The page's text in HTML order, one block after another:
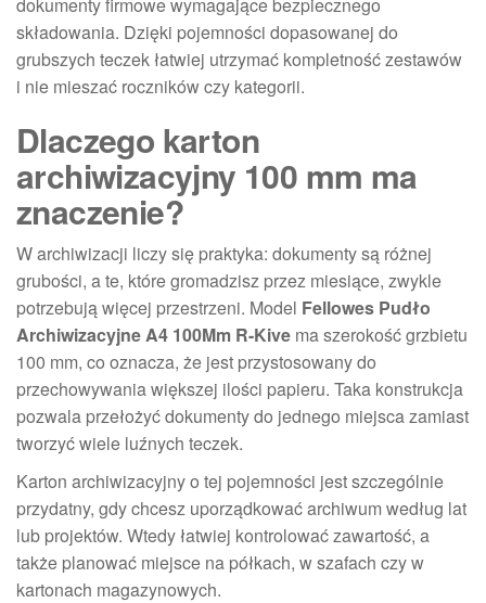
składowania. Dzięki pojemności dopasowanej do
grubszych teczek łatwiej utrzymać kompletność zestawów
i nie mieszać roczników czy kategorii.
Dlaczego karton
archiwizacyjny 100 mm ma
znaczenie?
W archiwizacji liczy się praktyka: dokumenty są różnej
grubości, a te, które gromadzisz przez miesiące, zwykle
potrzebują więcej przestrzeni. Model Fellowes Pudło
Archiwizacyjne A4 100Mm R-Kive ma szerokość grzbietu
100 mm, co oznacza, że jest przystosowany do
przechowywania większej ilości papieru. Taka konstrukcja
pozwala przełożyć dokumenty do jednego miejsca zamiast
tworzyć wiele luźnych teczek.
Karton archiwizacyjny o tej pojemności jest szczególnie
przydatny, gdy chcesz uporządkować archiwum według lat
lub projektów. Wtedy łatwiej kontrolować zawartość, a
także planować miejsce na półkach, w szafach czy w
kartonach magazynowych.